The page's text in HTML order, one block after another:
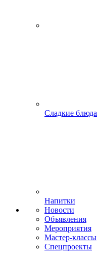
Сладкие блюда
Напитки
Новости
Объявления
Мероприятия
Мастер-классы
Спецпроекты